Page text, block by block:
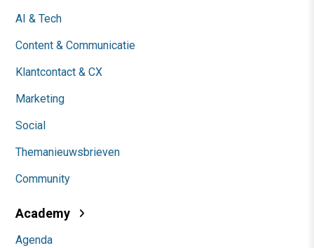
AI & Tech
Content & Communicatie
Klantcontact & CX
Marketing
Social
Themanieuwsbrieven
Community
Academy
Agenda